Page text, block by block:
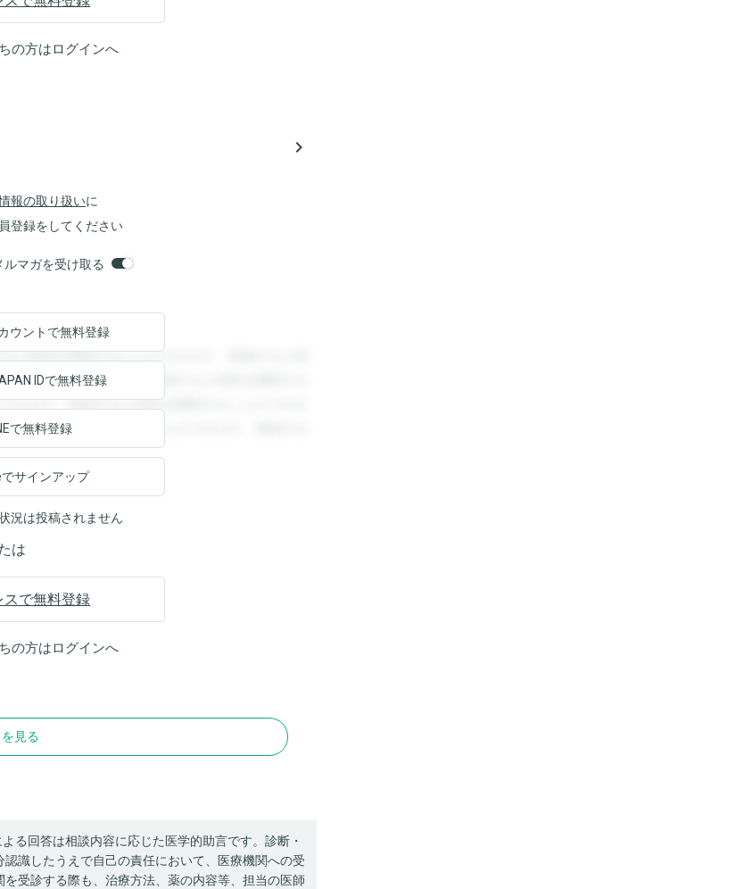
の方はログインへ
navigate_next
報の取り扱いに
登録をしてください
マガを受け取る
と回答を閲覧することができます。登録すると回
することができます。登録すると回答を閲覧する
きます。登録すると回答を閲覧することができま
すると回答を閲覧することができます。登録する
ウントで無料登録
IDで無料登録
で無料登録
サインアップ
況は投稿されません
は
スで無料登録
の方はログインへ
見る
る回答は相談内容に応じた医学的助言です。診断・
識したうえで自己の責任において、医療機関への受
受診する際も、治療方法、薬の内容等、担当の医師